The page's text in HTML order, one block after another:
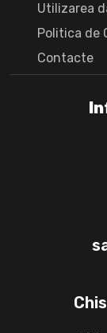
Utilizarea
Politica de
Сontacte